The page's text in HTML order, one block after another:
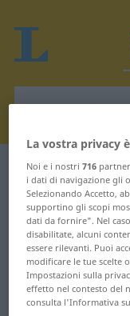
Dizionario
Parole in
con A
a ... abbüßen
La vostra privacy
Noi e i nostri716
i dati di navigazione gli
Selezionando Accetto,
supportino gli scopi
dati da fornire". Nel
disabilitate, alcuni
essere rilevanti. Puoi
modificare le tue scelte
Impostazioni sulla
effetto nel contesto del
consulta l'Informativa